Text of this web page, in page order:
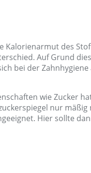
des
Auf Grund
bei der
wie Zucker
nur
Hier sollte